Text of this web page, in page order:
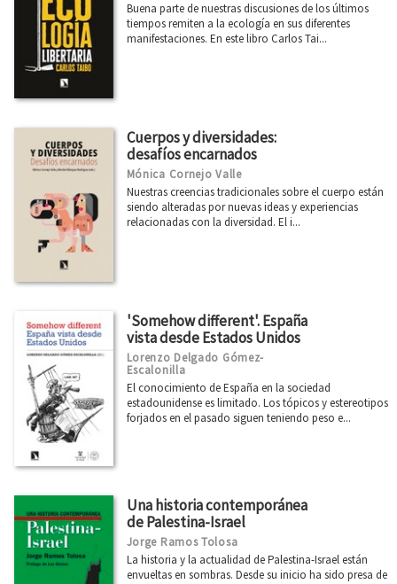
Euskadi
Feminismo
Ver todas... (21)
CATÁLOGOS PDF
Boletín julio 2026
Boletín junio 2026
Boletín abril 2026
Boletín marzo 2026
Ver todos... (66)
Buena parte de nuestras discusiones de los últimos
tiempos remiten a la ecología en sus diferentes
manifestaciones. En este libro Carlos Tai...
Cuerpos y diversidades:
desafíos encarnados
Mónica Cornejo Valle
Nuestras creencias tradicionales sobre el cuerpo están
siendo alteradas por nuevas ideas y experiencias
relacionadas con la diversidad. El i...
'Somehow different'. España
vista desde Estados Unidos
Lorenzo Delgado Gómez-
Escalonilla
El conocimiento de España en la sociedad
estadounidense es limitado. Los tópicos y estereotipos
forjados en el pasado siguen teniendo peso e...
Una historia contemporánea
de Palestina-Israel
Jorge Ramos Tolosa
La historia y la actualidad de Palestina-Israel están
envueltas en sombras. Desde su inicio ha sido presa de